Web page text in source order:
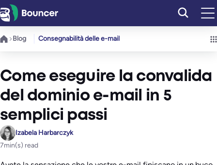
Vai
al
contenuto
Blog Consegnabilità delle e-mail
Come eseguire la convalida
del dominio e-mail in 5
semplici passi
Izabela Harbarczyk
7min(s) read